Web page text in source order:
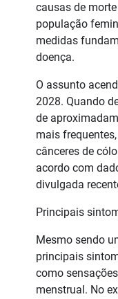
causas de
população
medidas
doença.
O assunto
2028. Quando
de
mais
cânceres de
acordo com
divulgada
Principais
Mesmo sendo
principais
como
menstrual. No